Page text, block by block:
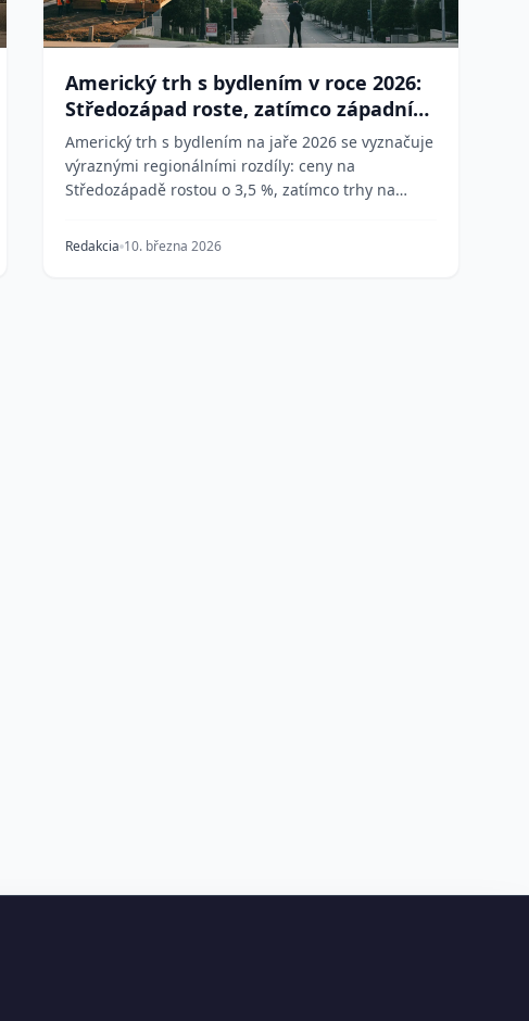
Americký trh s bydlením v roce 2026:
Středozápad roste, zatímco západní
pobřeží klesá
Americký trh s bydlením na jaře 2026 se vyznačuje
výraznými regionálními rozdíly: ceny na
Středozápadě rostou o 3,5 %, zatímco trhy na
Redakcia 10. března 2026